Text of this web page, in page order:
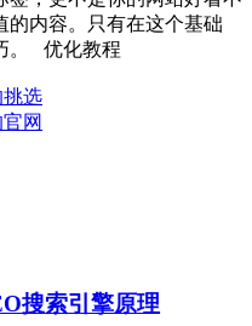
的内容。只有在这个基础
。 优化教程
挑选
网
搜索引擎原理